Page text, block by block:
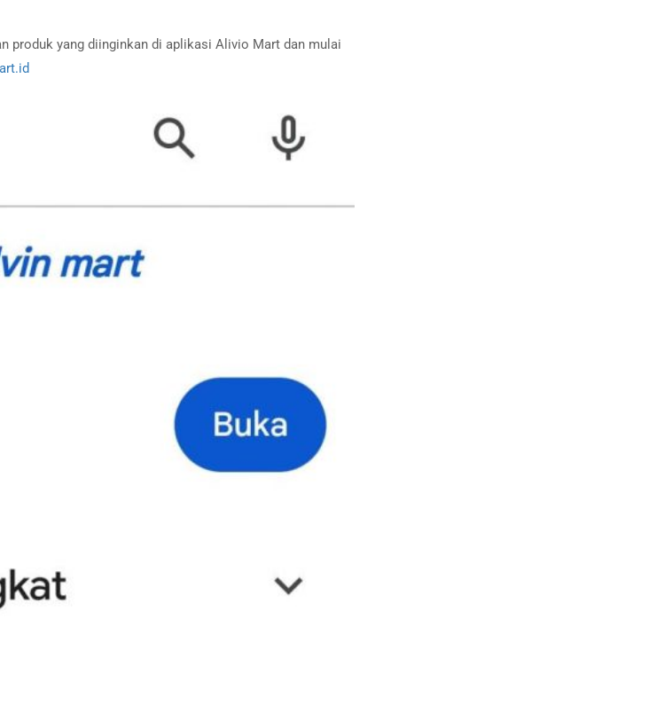
produk yang diinginkan di aplikasi Alivio Mart dan mulai